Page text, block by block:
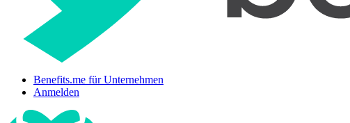
Benefits.me für Unternehmen
Anmelden